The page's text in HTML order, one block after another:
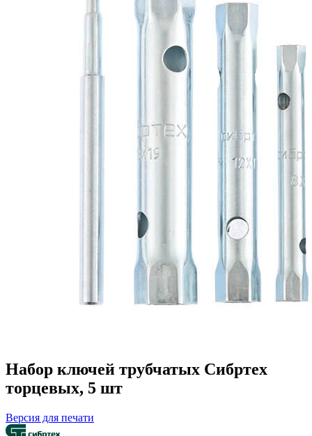
Набор ключей трубчатых Сибртех
торцевых, 5 шт
Версия для печати